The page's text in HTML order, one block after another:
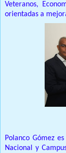
Veteranos,
orientadas a
Polanco Gómez
Nacional y